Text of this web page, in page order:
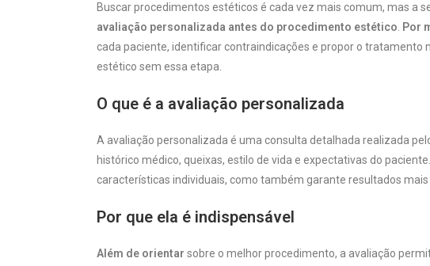
Buscar procedimentos estéticos é cada vez mais comum, mas a
avaliação personalizada antes do procedimento estético Por
cada paciente, identificar contraindicações e propor o tratamento
estético sem essa etapa.
O que é a avaliação personalizada
A avaliação personalizada é uma consulta detalhada realizada
histórico médico, queixas, estilo de vida e expectativas do paciente.
características individuais, como também garante resultados mais
Por que ela é indispensável
Além de orientar sobre o melhor procedimento, a avaliação